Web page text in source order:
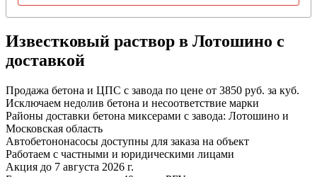
Известковый раствор в Лотошино с
доставкой
Продажа бетона и ЦПС с завода по цене от 3850 руб. за куб.
Исключаем недолив бетона и несоответствие марки
Районы доставки бетона миксерами с завода: Лотошино и
Московская область
Автобетононасосы доступны для заказа на объект
Работаем с частными и юридическими лицами
Акция до 7 августа 2026 г.